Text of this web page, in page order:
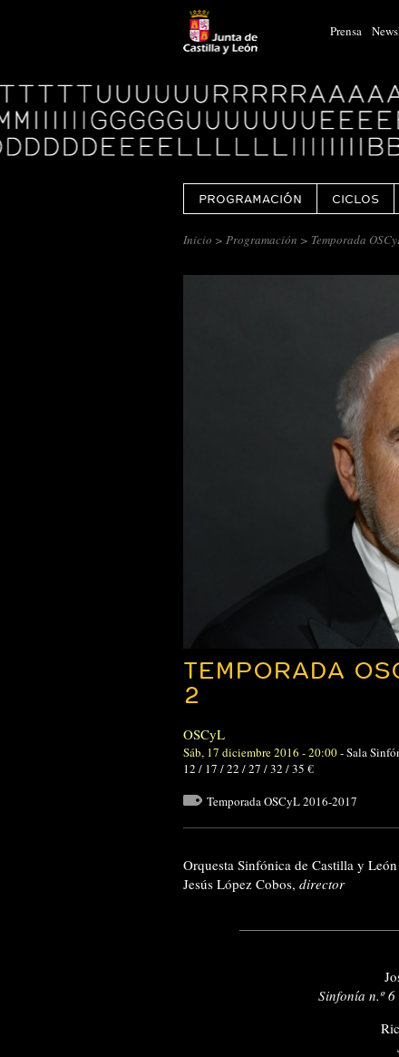
Prensa
Logo
Centro
Cultural
Miguel
Delibes
PROGRAMACIÓN CICLOS
Inicio > Programación > Temporada
TEMPORADA
2
OSCyL
Sáb, 17 diciembre 2016 - 20:00-Sala
12 / 17 / 22 / 27 / 32 / 35 €
Temporada OSCyL 2016-2017
Orquesta Sinfónica de Castilla y León
Jesús López Cobos, director
Sinfonía n.º